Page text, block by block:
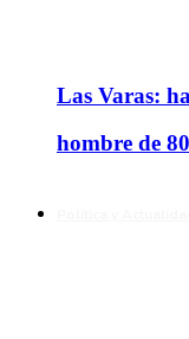
Las Varas:
hombre de